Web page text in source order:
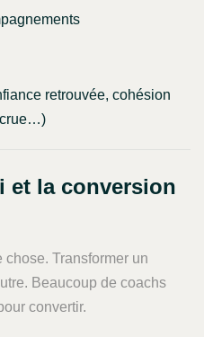
retrouvée, cohésion
et la conversion
Transformer un
Beaucoup de coachs
convertir.